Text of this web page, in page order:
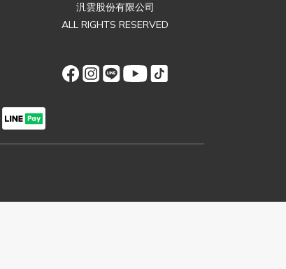
汎雲股份有限公司
ALL RIGHTS RESERVED